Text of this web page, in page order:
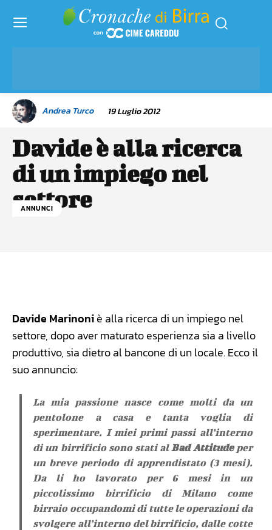
Andrea Turco 19 Luglio 2012
Davide è alla ricerca
di un impiego nel
settore
ANNUNCI
Davide Marinoniè alla ricerca di un impiego nel
settore, dopo aver maturato esperienza sia a livello
produttivo, sia dietro al bancone di un locale. Ecco il
suo annuncio:
La mia passione nasce come molti da un
pentolone a casa e tanta voglia di
sperimentare. I miei primi passi all’interno
di un birrificio sono stati alBad Attitudeper
un breve periodo di apprendistato (3 mesi).
Da li ho lavorato per 6 mesi in un
piccolissimo birrificio di Milano come
birraio occupandomi di tutte le operazioni da
svolgere all’interno del birrificio, dalle cotte